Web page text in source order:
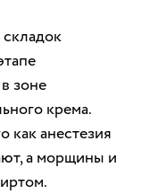
зоне
крема.
как анестезия
а морщины и